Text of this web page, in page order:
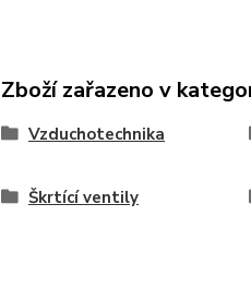
Zboží zařazeno v
Vzduchotechnika
Škrtící ventily